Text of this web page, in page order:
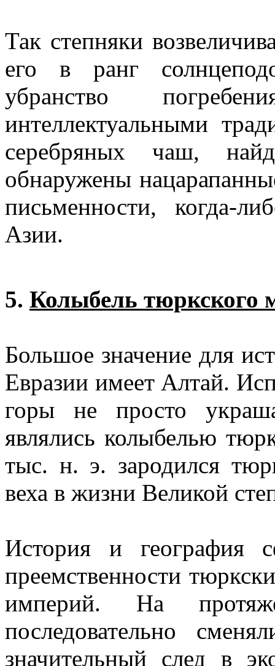
Так степняки
его в ранг
убранство
интеллектуальными
серебряных чаш,
обнаружены
письменности, когда-
Азии.
5. Колыбель тюркского
Большое значение для
Евразии имеет Алтай.
горы не просто
являлись колыбелью
тыс. н. э. зародился
веха в жизни Великой
История и география
преемственности
империй. На
последовательно
значительный след в